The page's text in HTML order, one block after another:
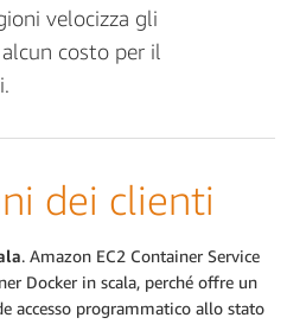
velocizza gli
costo per il
dei clienti
. Amazon EC2 Container Service
Docker in scala, perché offre un
accesso programmatico allo stato